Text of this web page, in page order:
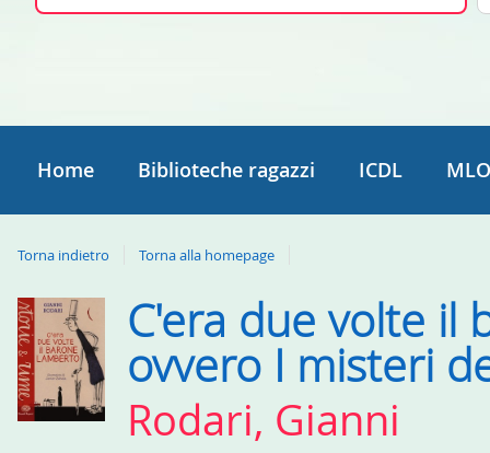
Home Biblioteche ragazzi ICDL
Torna indietro Torna alla homepage
Dettaglio
del
documento
C'era due volte il
ovvero I misteri
Rodari, Gianni